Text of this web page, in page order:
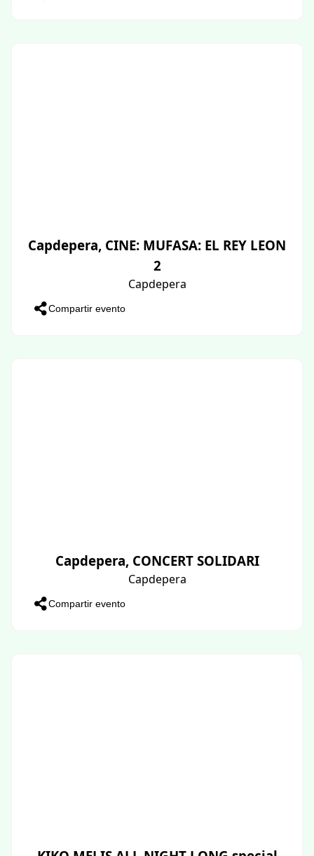
Capdepera, CINE: MUFASA: EL REY LEON
2
Capdepera
Compartir evento
Capdepera, CONCERT SOLIDARI
Capdepera
Compartir evento